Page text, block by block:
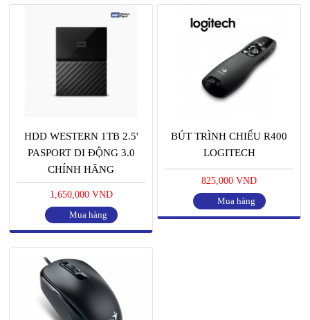
HDD WESTERN 1TB 2.5'
PASPORT DI ĐỘNG 3.0
CHÍNH HÃNG
1,650,000 VND
Mua hàng
BÚT TRÌNH CHIẾU R400
LOGITECH
825,000 VND
Mua hàng